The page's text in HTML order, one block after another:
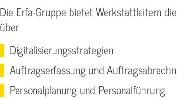
Die Erfa-Gruppe bietet Werkstattleitern
über
Digitalisierungsstrategien
Auftragserfassung und
Personalplanung und Personalführung